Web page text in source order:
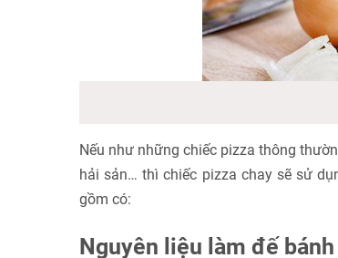
Nếu như những chiếc pizza thông
hải sản… thì chiếc pizza chay sẽ sử
gồm có:
Nguyên liệu làm đế bánh